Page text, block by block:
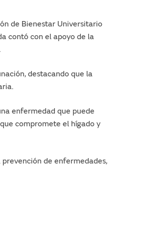
de Bienestar Universitario
contó con el apoyo de la
destacando que la
enfermedad que puede
compromete el hígado y
de enfermedades,